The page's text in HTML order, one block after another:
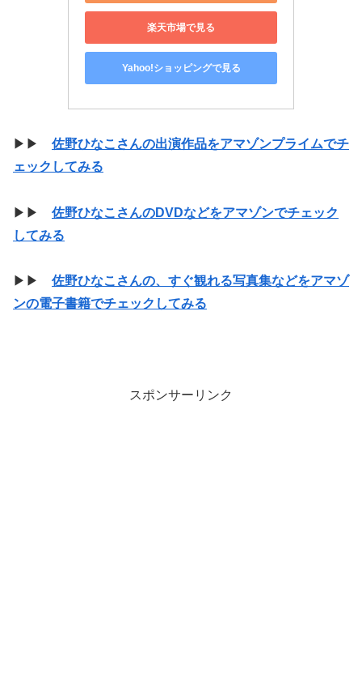
楽天市場で見る
Yahoo!ショッピングで見る
▶▶ 佐野ひなこさんの出演作品をアマゾンプライムでチ
ェックしてみる
▶▶ 佐野ひなこさんのDVDなどをアマゾンでチェック
してみる
▶▶ 佐野ひなこさんの、すぐ観れる写真集などをアマゾ
ンの電子書籍でチェックしてみる
スポンサーリンク